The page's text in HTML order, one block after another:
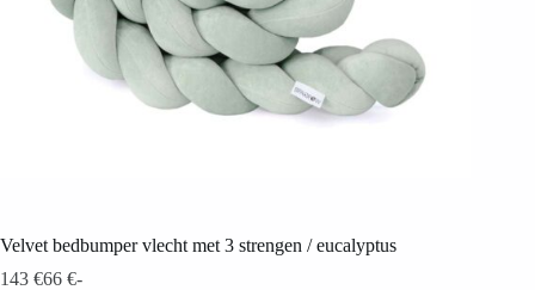
Velvet bedbumper vlecht met 3 strengen / eucalyptus
66 €-
143 €